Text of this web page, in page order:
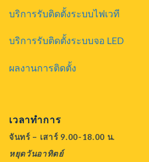
บริการรับติดตั้งระบบไฟเวที
บริการรับติดตั้งระบบจอ LED
ผลงานการติดตั้ง
เวลาทำการ
จันทร์ – เสาร์ 9.00-18.00 น.
หยุดวันอาทิตย์